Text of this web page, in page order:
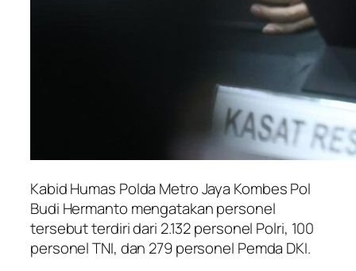
Kabid Humas Polda Metro Jaya Kombes Pol
Budi Hermanto mengatakan personel
tersebut terdiri dari 2.132 personel Polri, 100
personel TNI, dan 279 personel Pemda DKI.